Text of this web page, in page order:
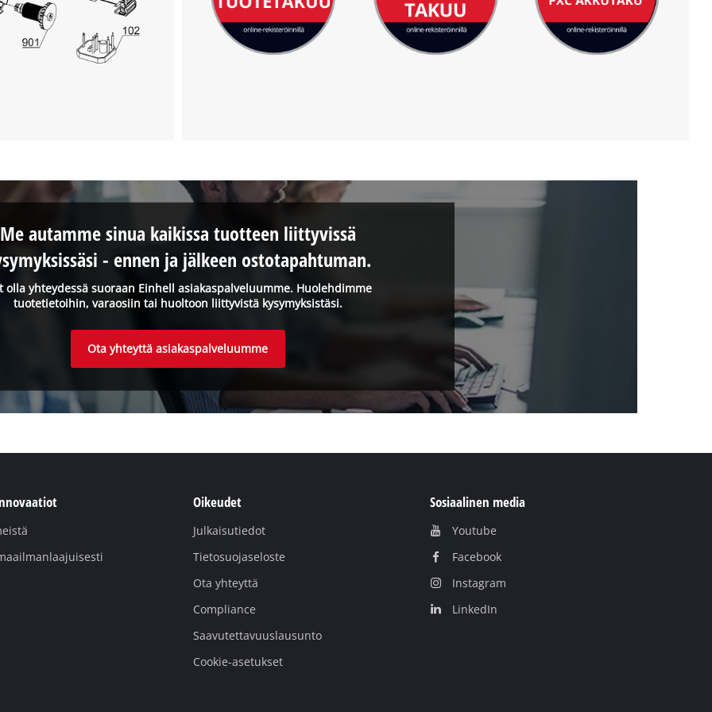
olla yhteydessä suoraan Einhell asiakaspalveluumme. Huolehdimme
tuotetietoihin, varaosiin tai huoltoon liittyvistä kysymyksistäsi.
Me autamme sinua kaikissa tuotteen liittyvissä
- ennen ja jälkeen ostotapahtuman.
Ota yhteyttä asiakaspalveluumme
Oikeudet
Julkaisutiedot
Tietosuojaseloste
Ota yhteyttä
Compliance
Saavutettavuuslausunto
Cookie-asetukset
Sosiaalinen media
Youtube
Facebook
Instagram
LinkedIn